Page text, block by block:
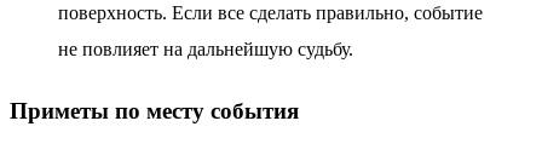
поверхность. Если все сделать правильно, событие
не повлияет на дальнейшую судьбу.
Приметы по месту события